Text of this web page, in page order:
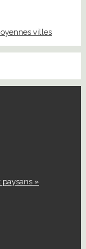
villes
»